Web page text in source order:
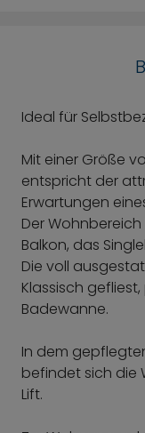
Ideal für
Mit einer Größe
entspricht der
Erwartungen
Der
Balkon, das
Die voll
Klassisch
Badewanne.
In dem
befindet sich die
Lift.